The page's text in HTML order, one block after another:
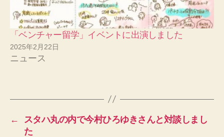
「ベンチャー留学」イベントに出演しました
2025年2月22日
ニュース
←
スタハ丸の内で今村ひろゆきさんと対談しまし
た